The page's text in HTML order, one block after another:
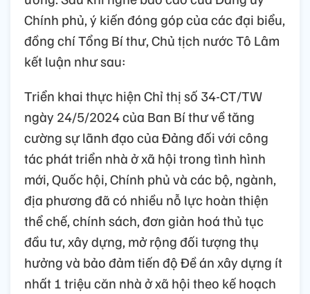
Chính phủ, ý kiến đóng góp của các đại biểu,
đồng chí Tổng Bí thư, Chủ tịch nước Tô Lâm
kết luận như sau:
Triển khai thực hiện Chỉ thị số 34-CT/TW
ngày 24/5/2024 của Ban Bí thư về tăng
cường sự lãnh đạo của Đảng đối với công
tác phát triển nhà ở xã hội trong tình hình
mới, Quốc hội, Chính phủ và các bộ, ngành,
địa phương đã có nhiều nỗ lực hoàn thiện
thể chế, chính sách, đơn giản hoá thủ tục
đầu tư, xây dựng, mở rộng đối tượng thụ
hưởng và bảo đảm tiến độ Đề án xây dựng ít
nhất 1 triệu căn nhà ở xã hội theo kế hoạch